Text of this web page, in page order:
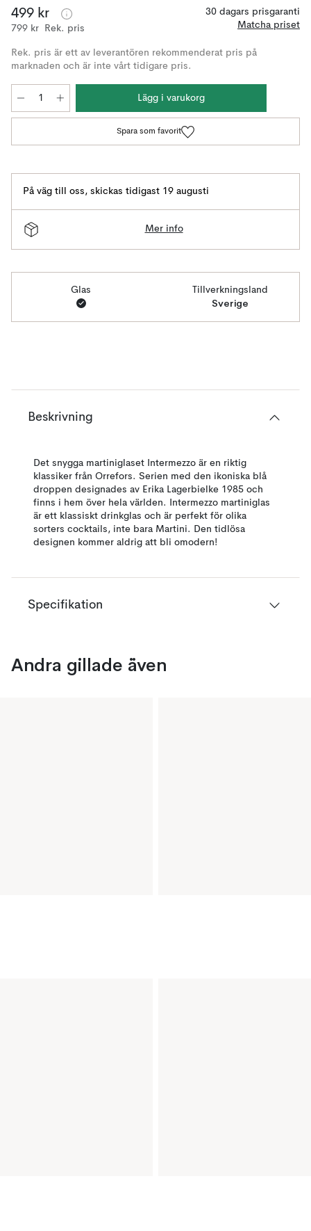
499 kr
799 kr Rek. pris
30 dagars prisgaranti
Matcha priset
Rek. pris är ett av leverantören rekommenderat pris på
marknaden och är inte vårt tidigare pris.
Lägg i varukorg
Spara som favorit
På väg till oss , skickas tidigast 19 augusti
Mer info
Glas Tillverkningsland
Sverige
Beskrivning
Det snygga martiniglaset Intermezzo är en riktig
klassiker från Orrefors. Serien med den ikoniska blå
droppen designades av Erika Lagerbielke 1985 och
finns i hem över hela världen. Intermezzo martiniglas
är ett klassiskt drinkglas och är perfekt för olika
sorters cocktails, inte bara Martini. Den tidlösa
designen kommer aldrig att bli omodern!
Specifikation
Andra gillade även